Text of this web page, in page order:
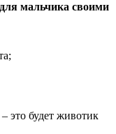
мальчика своими
это будет животик